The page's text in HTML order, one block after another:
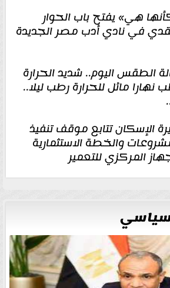
هي» يفتح باب الحوار
في نادي أدب مصر الجديدة
الطقس اليوم.. شديد الحرارة
نهارا مائل للحرارة رطب ليلا..
الإسكان تتابع موقف تنفيذ
والخطة الاستثمارية
المركزي للتعمير